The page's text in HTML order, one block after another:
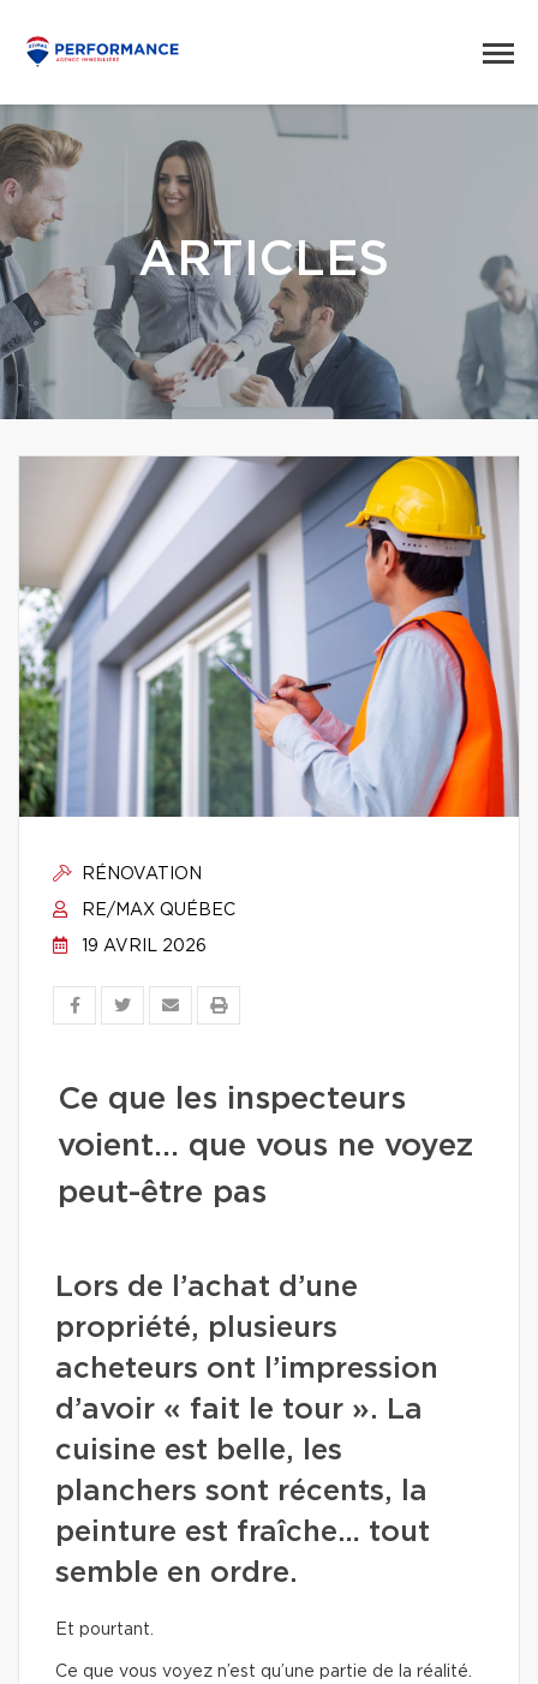
ARTICLES
RÉNOVATION
RE/MAX QUÉBEC
19 AVRIL 2026
Ce que les inspecteurs
voient… que vous ne voyez
peut-être pas
Lors de l’achat d’une
propriété, plusieurs
acheteurs ont l’impression
d’avoir « fait le tour ». La
cuisine est belle, les
planchers sont récents, la
peinture est fraîche… tout
semble en ordre.
Et pourtant.
Ce que vous voyez n’est qu’une partie de la réalité.